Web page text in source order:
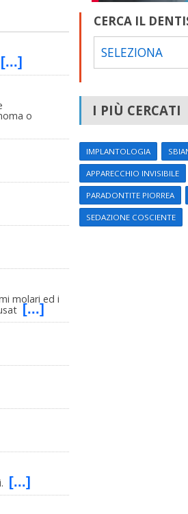
[...]
o
molari ed i
[...]
[...]
CERCA IL
SELEZIONA
I PIÙ CERCATI
IMPLANTOLOGIA
APPARECCHIO INVISIBILE
PARADONTITE PIORREA
SEDAZIONE COSCIENTE